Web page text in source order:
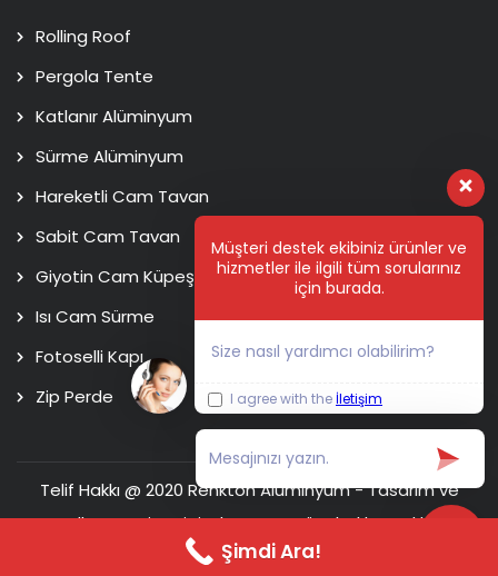
Rolling Roof
Pergola Tente
Katlanır Alüminyum
Sürme Alüminyum
Hareketli Cam Tavan
Sabit Cam Tavan
Giyotin Cam Küpeşte
Isı Cam Sürme
Fotoselli Kapı
Zip Perde
Telif Hakkı @ 2020 Renkton Alüminyum - Tasarım ve
KodlamaUsim Digital AgencyTüm hakları saklıdır.
Ana Sayfa
Hakkımızda
Müşteri destek ekibiniz ürünler ve
hizmetler ile ilgili tüm sorularınız
için burada.
Size nasıl yardımcı olabilirim?
I agree with the İletişim
Şimdi Ara!